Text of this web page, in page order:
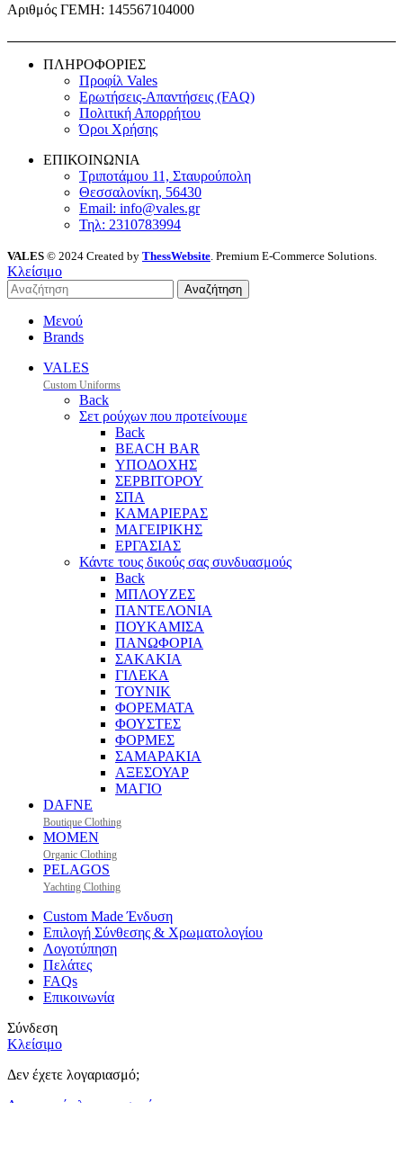
Αριθμός ΓΕΜΗ: 145567104000
ΠΛΗΡΟΦΟΡΙΕΣ
Προφίλ Vales
Ερωτήσεις-Απαντήσεις (FAQ)
Πολιτική Απορρήτου
Όροι Χρήσης
ΕΠΙΚΟΙΝΩΝΙΑ
Τριποτάμου 11, Σταυρούπολη
Θεσσαλονίκη, 56430
Email: info@vales.gr
Τηλ: 2310783994
VALES © 2024 Created by ThessWebsite . Premium E-Commerce Solutions.
Κλείσιμο
Αναζήτηση
Μενού
Brands
VALES
Custom Uniforms
Back
Σετ ρούχων που προτείνουμε
Back
BEACH BAR
ΥΠΟΔΟΧΗΣ
ΣΕΡΒΙΤΟΡΟΥ
ΣΠΑ
ΚΑΜΑΡΙΕΡΑΣ
ΜΑΓΕΙΡΙΚΗΣ
ΕΡΓΑΣΙΑΣ
Κάντε τους δικούς σας συνδυασμούς
Back
ΜΠΛΟΥΖΕΣ
ΠΑΝΤΕΛΟΝΙΑ
ΠΟΥΚΑΜΙΣΑ
ΠΑΝΩΦΟΡΙΑ
ΣΑΚΑΚΙΑ
ΓΙΛΕΚΑ
ΤΟΥΝΙΚ
ΦΟΡΕΜΑΤΑ
ΦΟΥΣΤΕΣ
ΦΟΡΜΕΣ
ΣΑΜΑΡΑΚΙΑ
ΑΞΕΣΟΥΑΡ
ΜΑΓΙΟ
DAFNE
Boutique Clothing
MOMEN
Organic Clothing
PELAGOS
Yachting Clothing
Custom Made Ένδυση
Επιλογή Σύνθεσης & Χρωματολογίου
Λογοτύπηση
Πελάτες
FAQs
Επικοινωνία
Σύνδεση
Κλείσιμο
Δεν έχετε λογαριασμό;
Δημιουργία λογαριασμού